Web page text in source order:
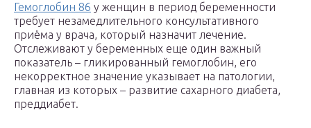
Гемоглобин 86 у женщин в период беременности
требует незамедлительного консультативного
приёма у врача, который назначит лечение.
Отслеживают у беременных еще один важный
показатель – гликированный гемоглобин, его
некорректное значение указывает на патологии,
главная из которых – развитие сахарного диабета,
преддиабет.